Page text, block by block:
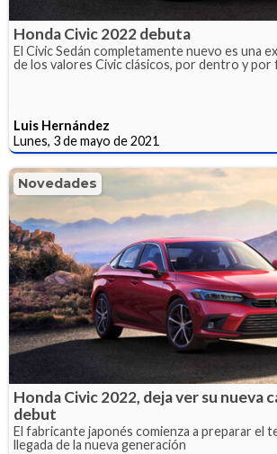
Honda Civic 2022 debuta
El Civic Sedán completamente nuevo es una
de los valores Civic clásicos, por dentro y por
Luis Hernández
Lunes, 3 de mayo de 2021
Novedades
Honda Civic 2022, deja ver su nueva
debut
El fabricante japonés comienza a preparar el
llegada de la nueva generación